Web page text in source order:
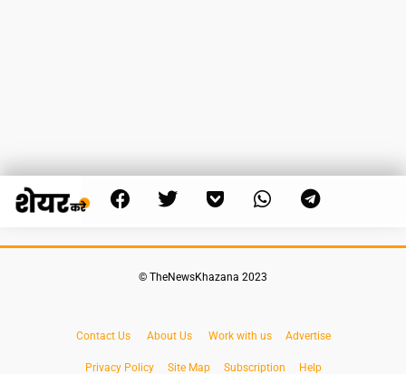
© TheNewsKhazana 2023
Contact Us About Us Work with us Advertise
Privacy Policy Site Map Subscription Help